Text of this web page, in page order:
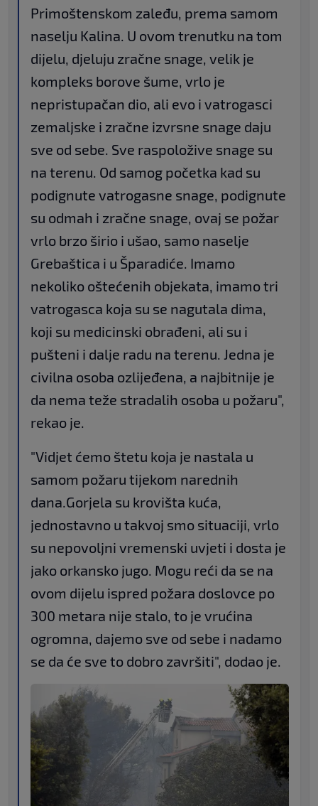
Primoštenskom zaleđu, prema samom
naselju Kalina. U ovom trenutku na tom
dijelu, djeluju zračne snage, velik je
kompleks borove šume, vrlo je
nepristupačan dio, ali evo i vatrogasci
zemaljske i zračne izvrsne snage daju
sve od sebe. Sve raspoložive snage su
na terenu. Od samog početka kad su
podignute vatrogasne snage, podignute
su odmah i zračne snage, ovaj se požar
vrlo brzo širio i ušao, samo naselje
Grebaštica i u Šparadiće. Imamo
nekoliko oštećenih objekata, imamo tri
vatrogasca koja su se nagutala dima,
koji su medicinski obrađeni, ali su i
pušteni i dalje radu na terenu. Jedna je
civilna osoba ozlijeđena, a najbitnije je
da nema teže stradalih osoba u požaru",
rekao je.
"Vidjet ćemo štetu koja je nastala u
samom požaru tijekom narednih
dana.Gorjela su krovišta kuća,
jednostavno u takvoj smo situaciji, vrlo
su nepovoljni vremenski uvjeti i dosta je
jako orkansko jugo. Mogu reći da se na
ovom dijelu ispred požara doslovce po
300 metara nije stalo, to je vrućina
ogromna, dajemo sve od sebe i nadamo
se da će sve to dobro završiti", dodao je.